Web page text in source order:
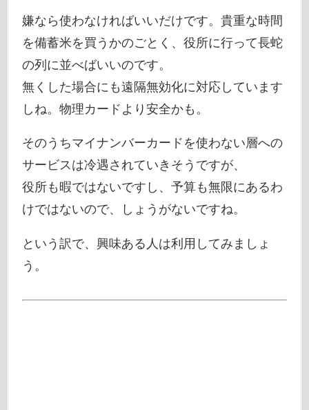
嫌なら使わなければいいだけです。貴重な時間
を備蓄米を買うかのごとく、役所に行って長蛇
の列に並べばいいのです。
無くした場合にも遠隔無効化に対応しています
しね。物理カードより安全かも。
そのうちマイナンバーカードを使わない層への
サービスは冷遇されていきそうですが、
役所も暇ではないですし、予算も無限にあるわ
けではないので、しょうがないですね。
という訳で、興味ある人は利用してみましょ
う。